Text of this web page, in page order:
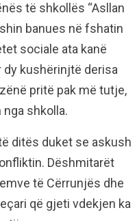
të shkollës “Asllan
banues në fshatin
sociale ata kanë
dy kushërinjtë derisa
pritë pak më tutje,
shkolla.
ditës duket se askush
Dëshmitarët
të Cërrunjës dhe
që gjeti vdekjen ka